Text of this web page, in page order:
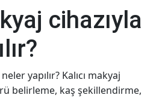
cihazıyla
yapılır? Kalıcı makyaj
belirleme, kaş şekillendirme,